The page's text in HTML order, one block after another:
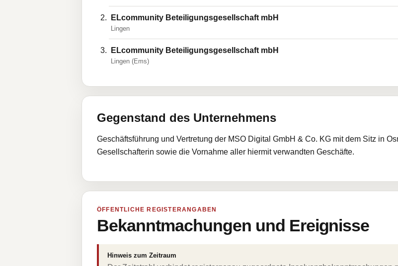
ELcommunity Beteiligungsgesellschaft mbH
Lingen
ELcommunity Beteiligungsgesellschaft mbH
Lingen (Ems)
Gegenstand des Unternehmens
Geschäftsführung und Vertretung der MSO Digital GmbH & Co. KG mit dem Sitz in
Gesellschafterin sowie die Vornahme aller hiermit verwandten Geschäfte.
ÖFFENTLICHE REGISTERANGABEN
Bekanntmachungen und Ereignisse
Hinweis zum Zeitraum